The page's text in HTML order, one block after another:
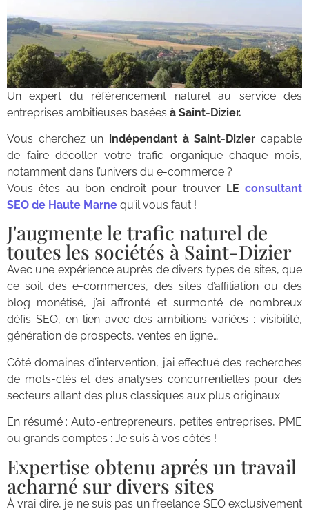
Un expert du référencement naturel au service des
entreprises ambitieuses basées à Saint-Dizier.
Vous cherchez un indépendant à Saint-Dizier capable
de faire décoller votre trafic organique chaque mois,
notamment dans l’univers du e-commerce ?
Vous êtes au bon endroit pour trouver LE consultant
SEO de Haute Marne qu’il vous faut !
J'augmente le trafic naturel de
toutes les sociétés à Saint-Dizier
Avec une expérience auprès de divers types de sites, que
ce soit des e-commerces, des sites d’affiliation ou des
blog monétisé, j’ai affronté et surmonté de nombreux
défis SEO, en lien avec des ambitions variées : visibilité,
génération de prospects, ventes en ligne…
Côté domaines d’intervention, j’ai effectué des recherches
de mots-clés et des analyses concurrentielles pour des
secteurs allant des plus classiques aux plus originaux.
En résumé : Auto-entrepreneurs, petites entreprises, PME
ou grands comptes : Je suis à vos côtés !
Expertise obtenu aprés un travail
acharné sur divers sites
À vrai dire, je ne suis pas un freelance SEO exclusivement